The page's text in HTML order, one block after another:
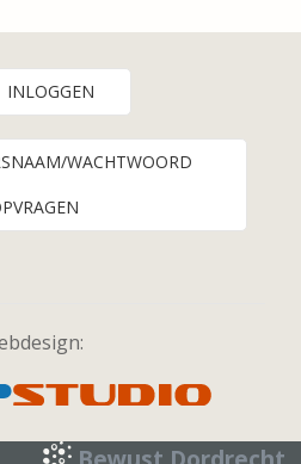
INLOGGEN
WACHTWOORD